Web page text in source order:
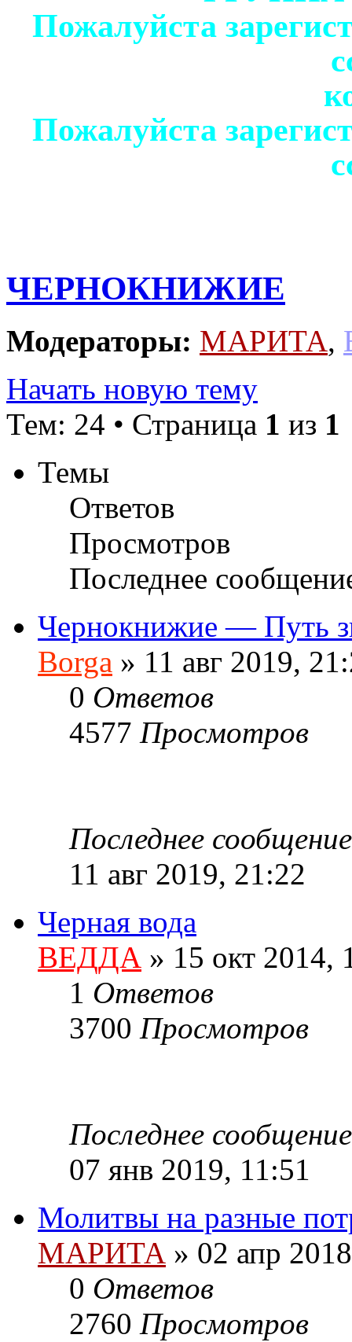
Пожалуйста
Пожалуйста
ЧЕРНОКНИЖИЕ
Модераторы: МАРИТА,
Начать новую тему
Тем: 24 • Страница 1 из 1
Темы
Ответов
Просмотров
Последнее
Чернокнижие — Путь
Borga » 11 авг 2019,
0 Ответов
4577 Просмотров
Последнее сообщение
11 авг 2019, 21:22
Черная вода
ВЕДДА » 15 окт 2014,
1 Ответов
3700 Просмотров
Последнее сообщение
07 янв 2019, 11:51
Молитвы на разные
МАРИТА » 02 апр
0 Ответов
2760 Просмотров